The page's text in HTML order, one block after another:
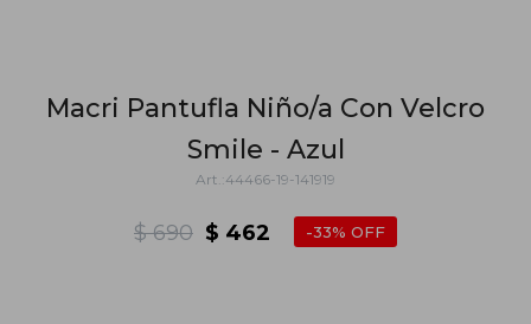
Macri Pantufla Niño/a Con Velcro
Smile - Azul
44466-19-141919
$ 462
$ 690 33